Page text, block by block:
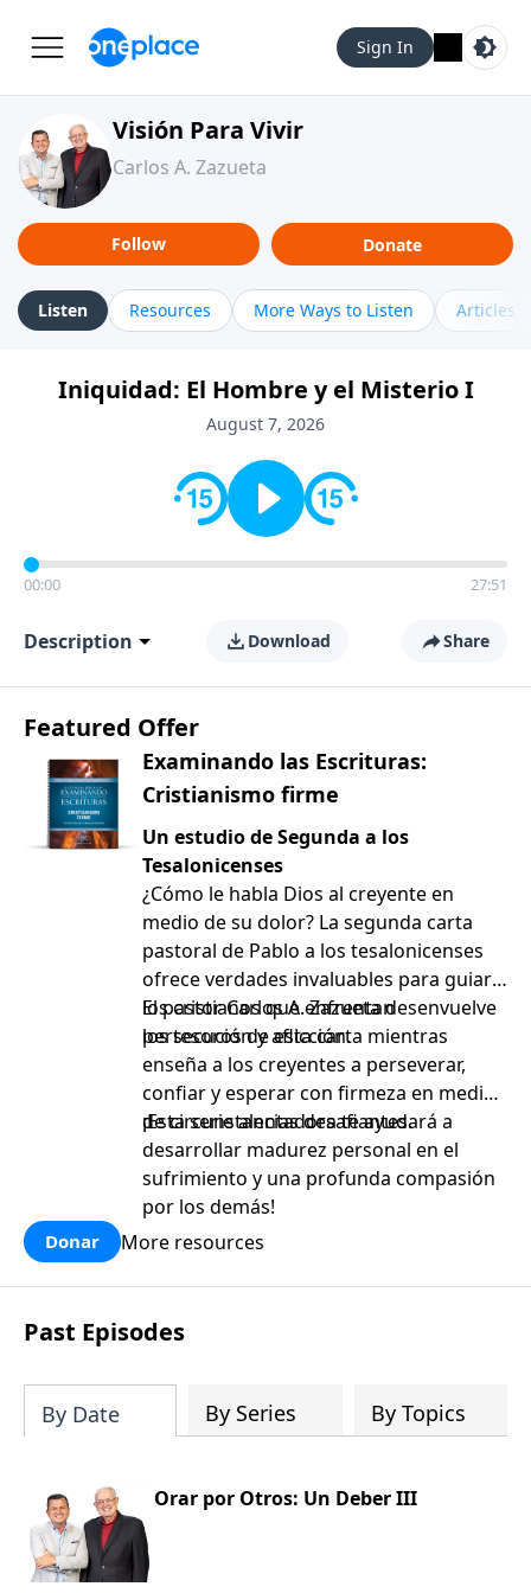
Sign In
Visión Para Vivir
Carlos A. Zazueta
Follow Donate
Listen Resources More Ways to Listen Articles
Iniquidad: El Hombre y el Misterio I
August 7, 2026
00:00 27:51
Description Download Share
Featured Offer
Examinando las Escrituras:
Cristianismo firme
Un estudio de Segunda a los
Tesalonicenses
¿Cómo le habla Dios al creyente en
medio de su dolor? La segunda carta
pastoral de Pablo a los tesalonicenses
ofrece verdades invaluables para guiar a
los cristianos que enfrentan
persecución y aflicción.
El pastor Carlos A. Zazueta desenvuelve
los tesoros de esta carta mientras
enseña a los creyentes a perseverar,
confiar y esperar con firmeza en medio
de circunstancias desafiantes.
¡Esta serie alentadora te ayudará a
desarrollar madurez personal en el
sufrimiento y una profunda compasión
por los demás!
Donar More resources
Past Episodes
By Date By Series By Topics
Orar por Otros: Un Deber III